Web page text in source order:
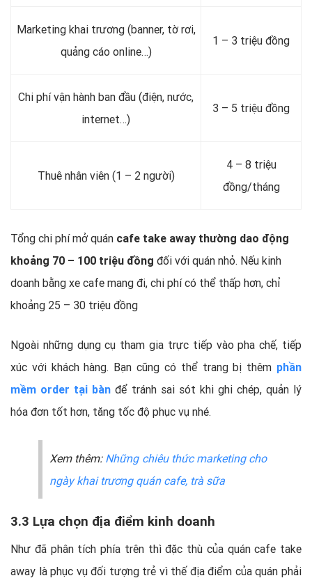
Marketing khai trương (banner, tờ rơi,
quảng cáo online…)
1 – 3 triệu đồng
Chi phí vận hành ban đầu (điện, nước,
internet…)
3 – 5 triệu đồng
Thuê nhân viên (1 – 2 người)
4 – 8 triệu
đồng/tháng
Tổng chi phí mở quán cafe take away thường dao động
khoảng 70 – 100 triệu đồng đối với quán nhỏ. Nếu kinh
doanh bằng xe cafe mang đi, chi phí có thể thấp hơn, chỉ
khoảng 25 – 30 triệu đồng
Ngoài những dụng cụ tham gia trực tiếp vào pha chế, tiếp
xúc với khách hàng. Bạn cũng có thể trang bị thêm phần
mềm order tại bàn để tránh sai sót khi ghi chép, quản lý
hóa đơn tốt hơn, tăng tốc độ phục vụ nhé.
Xem thêm: Những chiêu thức marketing cho
ngày khai trương quán cafe, trà sữa
3.3 Lựa chọn địa điểm kinh doanh
Như đã phân tích phía trên thì đặc thù của quán cafe take
away là phục vụ đối tượng trẻ vì thế địa điểm của quán phải